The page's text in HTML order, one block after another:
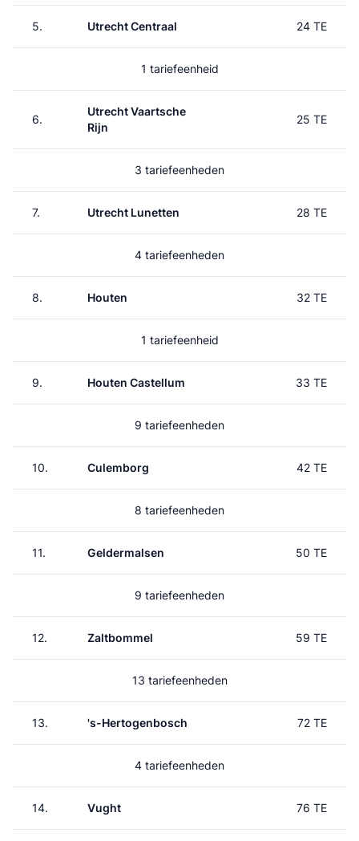
5. Utrecht Centraal 24 TE
1 tariefeenheid
6.
Utrecht Vaartsche
Rijn
25 TE
3 tariefeenheden
7. Utrecht Lunetten 28 TE
4 tariefeenheden
8. Houten 32 TE
1 tariefeenheid
9. Houten Castellum 33 TE
9 tariefeenheden
10. Culemborg 42 TE
8 tariefeenheden
11. Geldermalsen 50 TE
9 tariefeenheden
12. Zaltbommel 59 TE
13 tariefeenheden
13. 's-Hertogenbosch 72 TE
4 tariefeenheden
14. Vught 76 TE